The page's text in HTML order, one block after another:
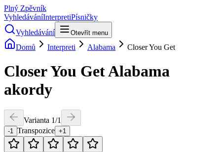
Plný Zpěvník
VyhledáváníInterpretiPísničky
Vyhledávání
Otevřít menu
Domů Interpreti Alabama Closer You Get
Closer You GetAlabama
akordy
Varianta 1/1
-1 Transpozice +1